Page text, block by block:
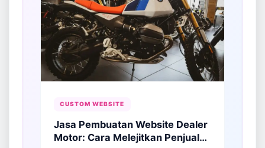
CUSTOM WEBSITE
Jasa Pembuatan Website Dealer
Motor: Cara Melejitkan Penjualan